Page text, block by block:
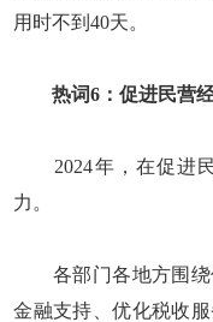
用时不到40天。
热词6：促进民营
2024年，在促进民
力。
各部门各地方围绕
金融支持、优化税收